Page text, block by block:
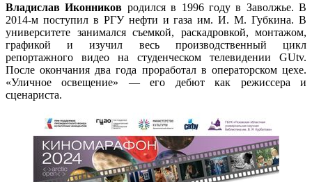
Владислав Иконников родился в 1996 году в Заволжье. В
2014-м поступил в РГУ нефти и газа им. И. М. Губкина. В
университете занимался съемкой, раскадровкой, монтажом,
графикой и изучил весь производственный цикл
репортажного видео на студенческом телевидении GUtv.
После окончания два года проработал в операторском цехе.
«Уличное освещение» — его дебют как режиссера и
сценариста.